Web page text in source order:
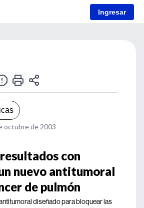
Ingresar
octubre de 2003
con
nuevo antitumoral
de pulmón
diseñado para bloquear las